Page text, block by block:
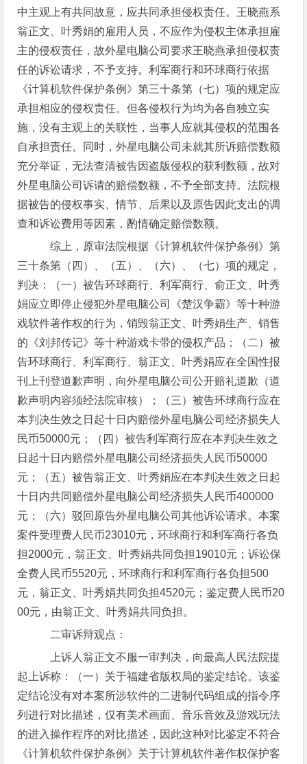
中主观上有共同故意，应共同承担侵权责任。王晓燕系
翁正文、叶秀娟的雇用人员，不应作为侵权主体承担雇
主的侵权责任，故外星电脑公司要求王晓燕承担侵权责
任的诉讼请求，不予支持。利军商行和环球商行依据
《计算机软件保护条例》第三十条第（七）项的规定应
承担相应的侵权责任。但各侵权行为均为各自独立实
施，没有主观上的关联性，当事人应就其侵权的范围各
自承担责任。同时，外星电脑公司未就其所诉赔偿数额
充分举证，无法查清被告因盗版侵权的获利数额，故对
外星电脑公司诉请的赔偿数额，不予全部支持。法院根
据被告的侵权事实、情节、后果以及原告因此支出的调
查和诉讼费用等因素，酌情确定赔偿数额。
综上，原审法院根据《计算机软件保护条例》第
三十条第（四）、（五）、（六）、（七）项的规定，
判决：（一）被告环球商行、利军商行、俞正文、叶秀
娟应立即停止侵犯外星电脑公司《楚汉争霸》等十种游
戏软件著作权的行为，销毁翁正文、叶秀娟生产、销售
的《刘邦传记》等十种游戏卡带的侵权产品；（二）被
告环球商行、利军商行、翁正文、叶秀娟应在全国性报
刊上刊登道歉声明，向外星电脑公司公开赔礼道歉（道
歉声明内容须经法院审核）；（三）被告环球商行应在
本判决生效之日起十日内赔偿外星电脑公司经济损失人
民币50000元；（四）被告利军商行应在本判决生效之
日起十日内赔偿外星电脑公司经济损失人民币50000
元；（五）被告翁正文、叶秀娟应在本判决生效之日起
十日内共同赔偿外星电脑公司经济损失人民币400000
元；（六）驳回原告外星电脑公司其他诉讼请求。本案
案件受理费人民币23010元，环球商行和利军商行各负
担2000元，翁正文、叶秀娟共同负担19010元；诉讼保
全费人民币5520元，环球商行和利军商行各负担500
元，翁正文、叶秀娟共同负担4520元；鉴定费人民币20
00元，由翁正文、叶秀娟共同负担。
二审诉辩观点：
上诉人翁正文不服一审判决，向最高人民法院提
起上诉称：（一）关于福建省版权局的鉴定结论。该鉴
定结论没有对本案所涉软件的二进制代码组成的指令序
列进行对比描述，仅有美术画面、音乐音效及游戏玩法
的进入操作程序的对比描述，因此这种对比鉴定不符合
《计算机软件保护条例》关于计算机软件著作权保护客